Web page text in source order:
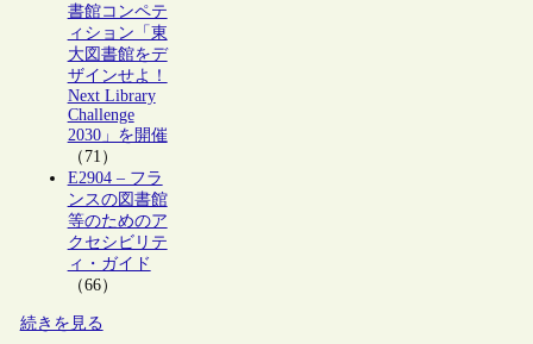
書館コンペテ
ィション「東
大図書館をデ
ザインせよ！
Next Library
Challenge
2030」を開催
（71）
E2904 – フラ
ンスの図書館
等のためのア
クセシビリテ
ィ・ガイド
（66）
続きを見る